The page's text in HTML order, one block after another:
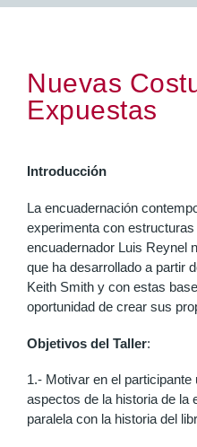
Nuevas
Expuestas
Introducción
La encuadernación
experimenta con
encuadernador Luis Reynel
que ha desarrollado a partir
Keith Smith y con estas
oportunidad de crear sus
Objetivos del Taller:
1.- Motivar en el
aspectos de la historia de la
paralela con la historia del